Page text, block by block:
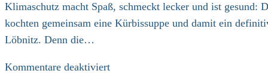
als
Klimaschutz macht Spaß, schmeckt lecker und ist gesund:
kochten gemeinsam eine Kürbissuppe und damit ein
Löbnitz. Denn die…
Kommentare deaktiviertfür